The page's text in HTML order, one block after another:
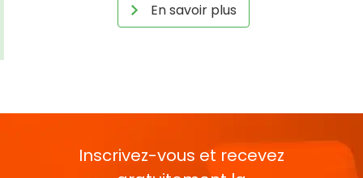
En savoir plus
Inscrivez-vous et recevez